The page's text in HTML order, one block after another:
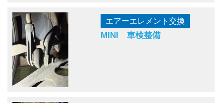
エアーエレメント交換
MINI 車検整備